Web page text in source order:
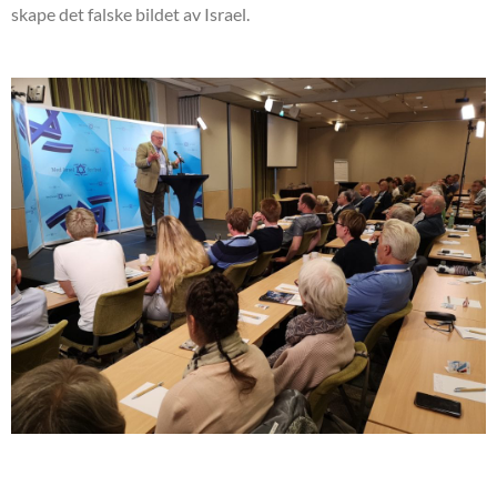
skape det falske bildet av Israel.